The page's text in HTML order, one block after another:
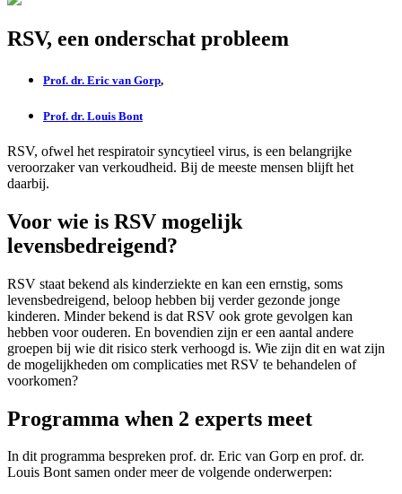
RSV, een onderschat probleem
Prof. dr. Eric van Gorp,
Prof. dr. Louis Bont
RSV, ofwel het respiratoir syncytieel virus, is een belangrijke
veroorzaker van verkoudheid. Bij de meeste mensen blijft het
daarbij.
Voor wie is RSV mogelijk
levensbedreigend?
RSV staat bekend als kinderziekte en kan een ernstig, soms
levensbedreigend, beloop hebben bij verder gezonde jonge
kinderen. Minder bekend is dat RSV ook grote gevolgen kan
hebben voor ouderen. En bovendien zijn er een aantal andere
groepen bij wie dit risico sterk verhoogd is. Wie zijn dit en wat zijn
de mogelijkheden om complicaties met RSV te behandelen of
voorkomen?
Programma when 2 experts meet
In dit programma bespreken prof. dr. Eric van Gorp en prof. dr.
Louis Bont samen onder meer de volgende onderwerpen: